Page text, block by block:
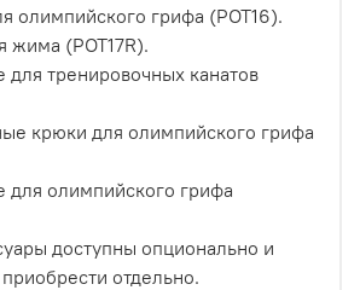
олимпийского грифа (POT16).
жима (POT17R).
для тренировочных канатов
крюки для олимпийского грифа
для олимпийского грифа
доступны опционально и
отдельно.